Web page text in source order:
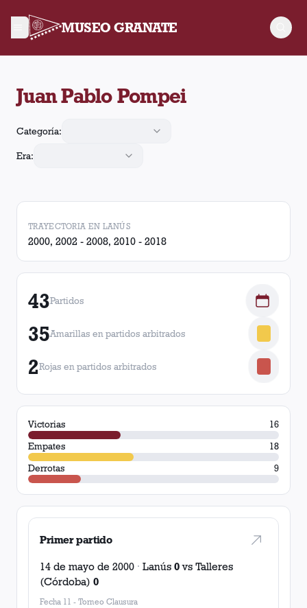
MUSEO GRANATE
Juan Pablo Pompei
Categoría:
Era:
TRAYECTORIA EN LANÚS
2000, 2002 - 2008, 2010 - 2018
43Partidos
35Amarillas en partidos arbitrados
2Rojas en partidos arbitrados
Victorias
16
Empates
18
Derrotas
9
Primer partido
14 de mayo de 2000 · Lanús 0vs Talleres
(Córdoba) 0
Fecha 11 - Torneo Clausura